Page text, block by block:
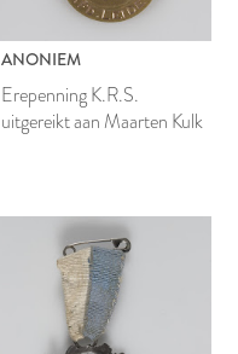
ANONIEM
Erepenning K.R.S.
uitgereikt aan Maarten Kulk